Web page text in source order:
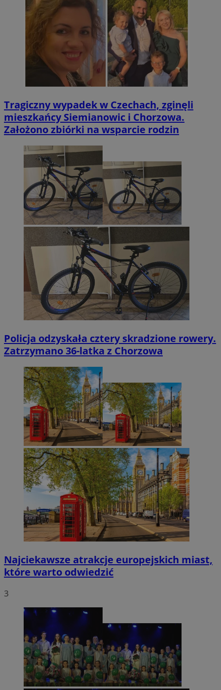
Tragiczny wypadek w Czechach, zginęli
mieszkańcy Siemianowic i Chorzowa.
Założono zbiórki na wsparcie rodzin
Policja odzyskała cztery skradzione rowery.
Zatrzymano 36-latka z Chorzowa
Najciekawsze atrakcje europejskich miast,
które warto odwiedzić
3